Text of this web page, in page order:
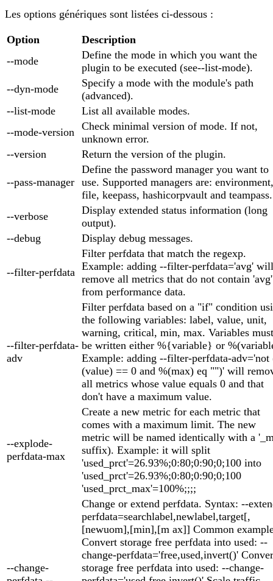
Les options génériques sont listées ci-dessous :
Option
Description
--mode
Define the mode in which you want the
plugin to be executed (see--list-mode).
--dyn-mode
Specify a mode with the module's path
(advanced).
--list-mode
List all available modes.
--mode-version Check minimal version of mode. If not,
unknown error.
--version
Return the version of the plugin.
--pass-manager
Define the password manager you want to
use. Supported managers are: environment,
file, keepass, hashicorpvault and teampass.
--verbose
Display extended status information (long
output).
--debug
Display debug messages.
--filter-perfdata
Filter perfdata that match the regexp.
Example: adding --filter-perfdata='avg' will
remove all metrics that do not contain 'avg'
from performance data.
--filter-perfdata-
adv
Filter perfdata based on a "if" condition
the following variables: label, value, unit,
warning, critical, min, max. Variables must
be written either %{variable} or
Example: adding --filter-perfdata-adv='not
(value) == 0 and %(max) eq "")' will
all metrics whose value equals 0 and that
don't have a maximum value.
--explode-
perfdata-max
Create a new metric for each metric that
comes with a maximum limit. The new
metric will be named identically with a
suffix). Example: it will split
'used_prct'=26.93%;0:80;0:90;0;100 into
'used_prct'=26.93%;0:80;0:90;0;100
'used_prct_max'=100%;;;;
--change-
Change or extend perfdata. Syntax: --
perfdata=searchlabel,newlabel,target[,
[newuom],[min],[m ax]] Common
Convert storage free perfdata into used: --
change-perfdata='free,used,invert()'
storage free perfdata into used: --change-